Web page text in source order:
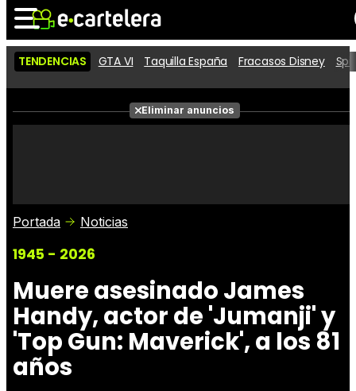
Noticias Cartelera
Películas
Críticas
TENDENCIAS GTA VI Taquilla España Fracasos Disney
Eliminar anuncios
Portada Noticias
1945 - 2026
Muere asesinado James
Handy, actor de 'Jumanji' y
'Top Gun: Maverick', a los 81
años